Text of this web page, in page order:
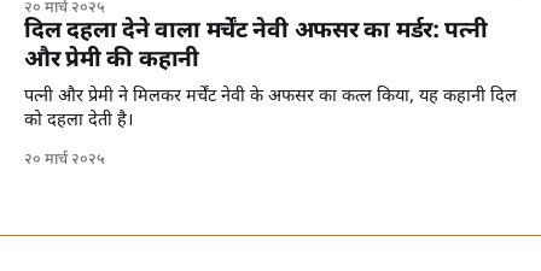
२० मार्च २०२५
दिल दहला देने वाला मर्चेंट नेवी अफसर का मर्डर: पत्नी
और प्रेमी की कहानी
पत्नी और प्रेमी ने मिलकर मर्चेंट नेवी के अफसर का कत्ल किया, यह कहानी दिल
को दहला देती है।
२० मार्च २०२५